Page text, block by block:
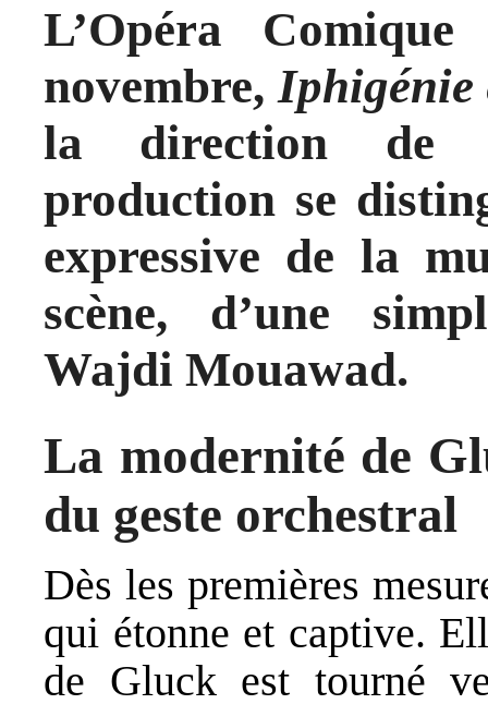
L’Opéra
novembre,Iphigénie
la direction de
production se
expressive de la
scène, d’une
Wajdi Mouawad.
La modernité de
du geste orchestral
Dès les premières
qui étonne et captive.
de Gluck est tourné